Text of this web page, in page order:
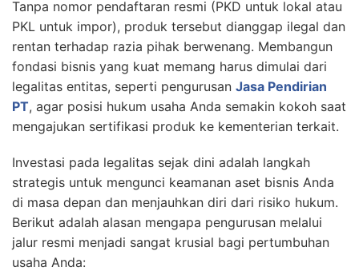
Tanpa nomor pendaftaran resmi (PKD untuk lokal atau
PKL untuk impor), produk tersebut dianggap ilegal dan
rentan terhadap razia pihak berwenang. Membangun
fondasi bisnis yang kuat memang harus dimulai dari
legalitas entitas, seperti pengurusan Jasa Pendirian
PT, agar posisi hukum usaha Anda semakin kokoh saat
mengajukan sertifikasi produk ke kementerian terkait.
Investasi pada legalitas sejak dini adalah langkah
strategis untuk mengunci keamanan aset bisnis Anda
di masa depan dan menjauhkan diri dari risiko hukum.
Berikut adalah alasan mengapa pengurusan melalui
jalur resmi menjadi sangat krusial bagi pertumbuhan
usaha Anda: